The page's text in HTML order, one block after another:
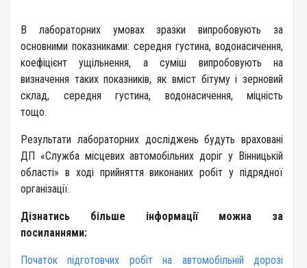
В лабораторних умовах зразки випробовують за
основними показниками: середня густина, водонасичення,
коефіцієнт ущільнення, а суміш випробовують на
визначення таких показників, як вміст бітуму і зерновий
склад, середня густина, водонасичення, міцність
тощо.
​​​Результати лабораторних досліджень будуть враховані
ДП «Служба місцевих автомобільних доріг у Вінницькій
області» в ході прийняття виконаних робіт у підрядної
організації.
Дізнатись більше інформації можна за
посиланнями:
Початок підготовчих робіт на автомобільній дорозі